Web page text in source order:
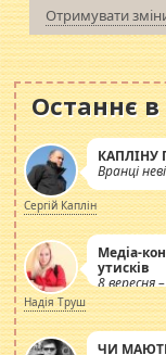
Отримувати
Останнє в
Вранці
Сергій Каплін
Медіа-
утисків
8 вересня
Надія Труш
ЧИ